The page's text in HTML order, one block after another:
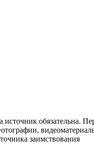
обязательна.
заимствования